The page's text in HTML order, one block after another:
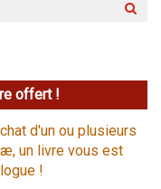
offert !
d'un ou plusieurs
un livre vous est
!